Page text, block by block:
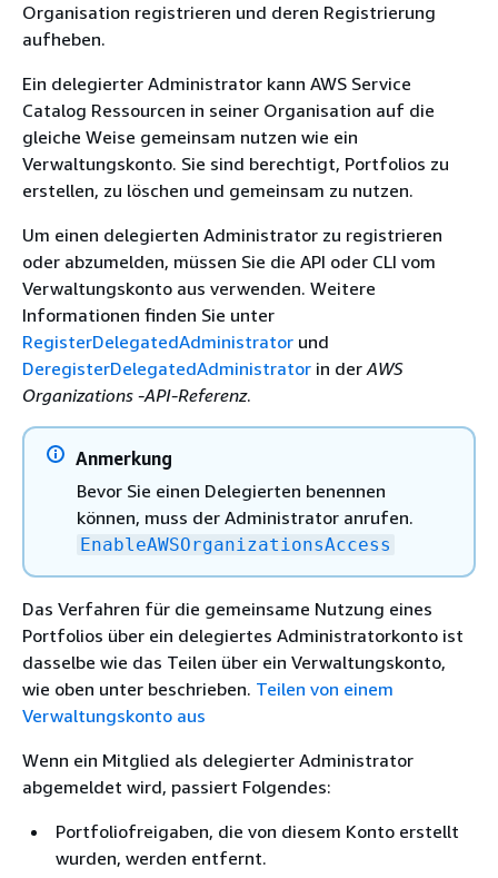
Organisation registrieren und deren Registrierung
aufheben.
Ein delegierter Administrator kann AWS Service
Catalog Ressourcen in seiner Organisation auf die
gleiche Weise gemeinsam nutzen wie ein
Verwaltungskonto. Sie sind berechtigt, Portfolios zu
erstellen, zu löschen und gemeinsam zu nutzen.
Um einen delegierten Administrator zu registrieren
oder abzumelden, müssen Sie die API oder CLI vom
Verwaltungskonto aus verwenden. Weitere
Informationen finden Sie unter
RegisterDelegatedAdministrator und
DeregisterDelegatedAdministrator in derAWS
Organizations -API-Referenz.
Anmerkung
Bevor Sie einen Delegierten benennen
können, muss der Administrator anrufen.
EnableAWSOrganizationsAccess
Das Verfahren für die gemeinsame Nutzung eines
Portfolios über ein delegiertes Administratorkonto ist
dasselbe wie das Teilen über ein Verwaltungskonto,
wie oben unter beschrieben. Teilen von einem
Verwaltungskonto aus
Wenn ein Mitglied als delegierter Administrator
abgemeldet wird, passiert Folgendes:
Portfoliofreigaben, die von diesem Konto erstellt
wurden, werden entfernt.